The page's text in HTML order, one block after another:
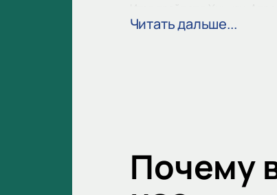
Обзор команд
Билеты на матч
Купите билетына футбол
через сайт или по
Читать дальше...
Почему